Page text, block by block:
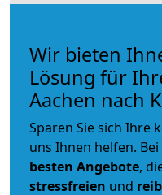
Wir bieten
Lösung für
Aachen nach
Sparen Sie sich Ihre
uns Ihnen helfen.
besten Angebote,
stressfreien und